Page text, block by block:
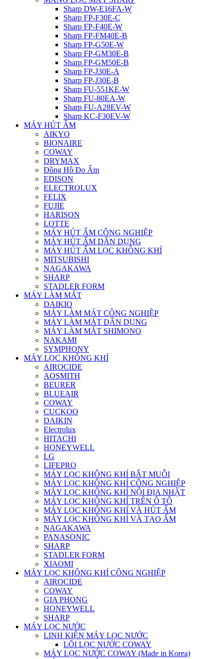
Sharp DW-E16FA-W
Sharp FP-F30E-C
Sharp FP-F40E-W
Sharp FP-FM40E-B
Sharp FP-G50E-W
Sharp FP-GM30E-B
Sharp FP-GM50E-B
Sharp FP-J30E-A
Sharp FP-J30E-B
Sharp FU-551KE-W
Sharp FU-80EA-W
Sharp FU-A28EV-W
Sharp KC-F30EV-W
MÁY HÚT ẨM
AIKYO
BIONAIRE
COWAY
DRYMAX
Đồng Hồ Đo Ẩm
EDISON
ELECTROLUX
FELIX
FUJIE
HARISON
LOTTE
MÁY HÚT ẨM CÔNG NGHIỆP
MÁY HÚT ẨM DÂN DỤNG
MÁY HÚT ẨM LỌC KHÔNG KHÍ
MITSUBISHI
NAGAKAWA
SHARP
STADLER FORM
MÁY LÀM MÁT
DAIKIO
MÁY LÀM MÁT CÔNG NGHIỆP
MÁY LÀM MÁT DÂN DỤNG
MÁY LÀM MÁT SHIMONO
NAKAMI
SYMPHONY
MÁY LỌC KHÔNG KHÍ
AIROCIDE
AOSMITH
BEURER
BLUEAIR
COWAY
CUCKOO
DAIKIN
Electrolux
HITACHI
HONEYWELL
LG
LIFEPRO
MÁY LỌC KHÔNG KHÍ BẮT MUỖI
MÁY LỌC KHÔNG KHÍ CÔNG NGHIỆP
MÁY LỌC KHÔNG KHÍ NỘI ĐỊA NHẬT
MÁY LỌC KHÔNG KHÍ TRÊN Ô TÔ
MÁY LỌC KHÔNG KHÍ VÀ HÚT ẨM
MÁY LỌC KHÔNG KHÍ VÀ TẠO ẨM
NAGAKAWA
PANASONIC
SHARP
STADLER FORM
XIAOMI
MÁY LỌC KHÔNG KHÍ CÔNG NGHIỆP
AIROCIDE
COWAY
GIA PHONG
HONEYWELL
SHARP
MÁY LỌC NƯỚC
LINH KIỆN MÁY LỌC NƯỚC
LÕI LỌC NƯỚC COWAY
MÁY LỌC NƯỚC COWAY (Made in Korea)